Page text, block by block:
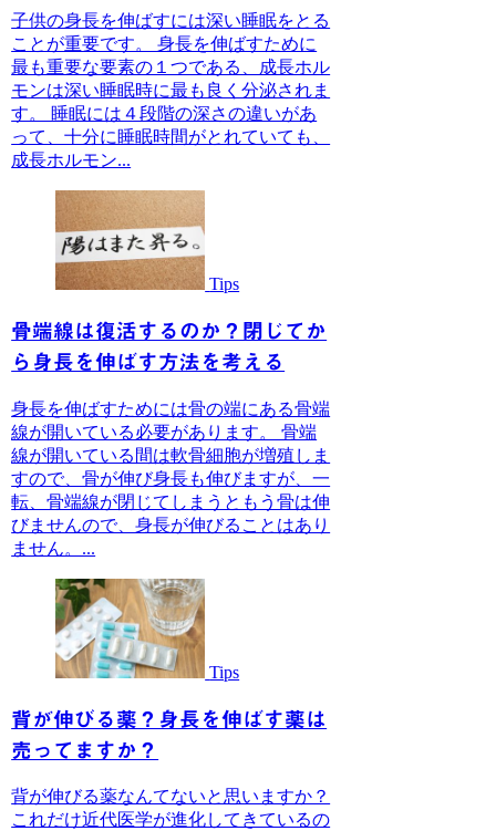
子供の身長を伸ばすには深い睡眠をとる
ことが重要です。 身長を伸ばすために
最も重要な要素の１つである、成長ホル
モンは深い睡眠時に最も良く分泌されま
す。 睡眠には４段階の深さの違いがあ
って、十分に睡眠時間がとれていても、
成長ホルモン...
Tips
骨端線は復活するのか？閉じてか
ら身長を伸ばす方法を考える
身長を伸ばすためには骨の端にある骨端
線が開いている必要があります。 骨端
線が開いている間は軟骨細胞が増殖しま
すので、骨が伸び身長も伸びますが、一
転、骨端線が閉じてしまうともう骨は伸
びませんので、身長が伸びることはあり
ません。...
Tips
背が伸びる薬？身長を伸ばす薬は
売ってますか？
背が伸びる薬なんてないと思いますか？
これだけ近代医学が進化してきているの